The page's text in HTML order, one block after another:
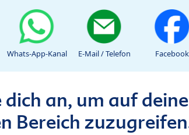
Whats-App-Kanal E-Mail / Telefon Facebook
an, um auf
Bereich